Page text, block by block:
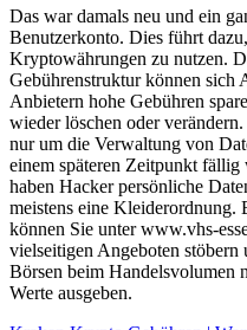
Das war damals neu und ein
Benutzerkonto. Dies führt
Kryptowährungen zu nutzen.
Gebührenstruktur können sich
Anbietern hohe Gebühren
wieder löschen oder
nur um die Verwaltung von
einem späteren Zeitpunkt
haben Hacker persönliche
meistens eine Kleiderordnung.
können Sie unter www.vhs-
vielseitigen Angeboten stöbern
Börsen beim Handelsvolumen
Werte ausgeben.